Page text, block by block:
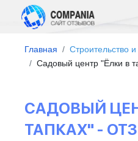
Главная
Строительство
Садовый центр "Ёлки в
САДОВЫЙ
ТАПКАХ" -